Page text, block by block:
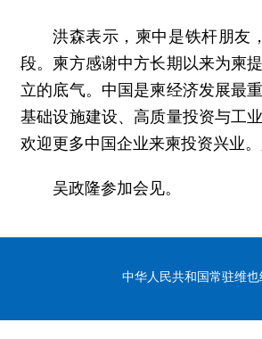
洪森表示，柬中是铁杆朋友
段。柬方感谢中方长期以来为柬
立的底气。中国是柬经济发展最
基础设施建设、高质量投资与工
欢迎更多中国企业来柬投资兴业
吴政隆参加会见。
中华人民共和国常驻维